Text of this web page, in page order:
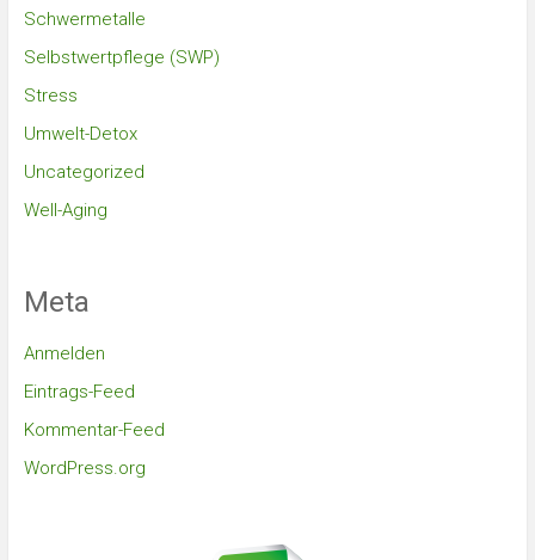
Schwermetalle
Selbstwertpflege (SWP)
Stress
Umwelt-Detox
Uncategorized
Well-Aging
Meta
Anmelden
Eintrags-Feed
Kommentar-Feed
WordPress.org